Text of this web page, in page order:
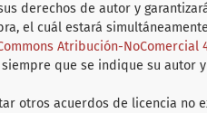
derechos de autor y
el cuál estará
Atribución-NoComercial
que se indique su autor
otros acuerdos de licencia no